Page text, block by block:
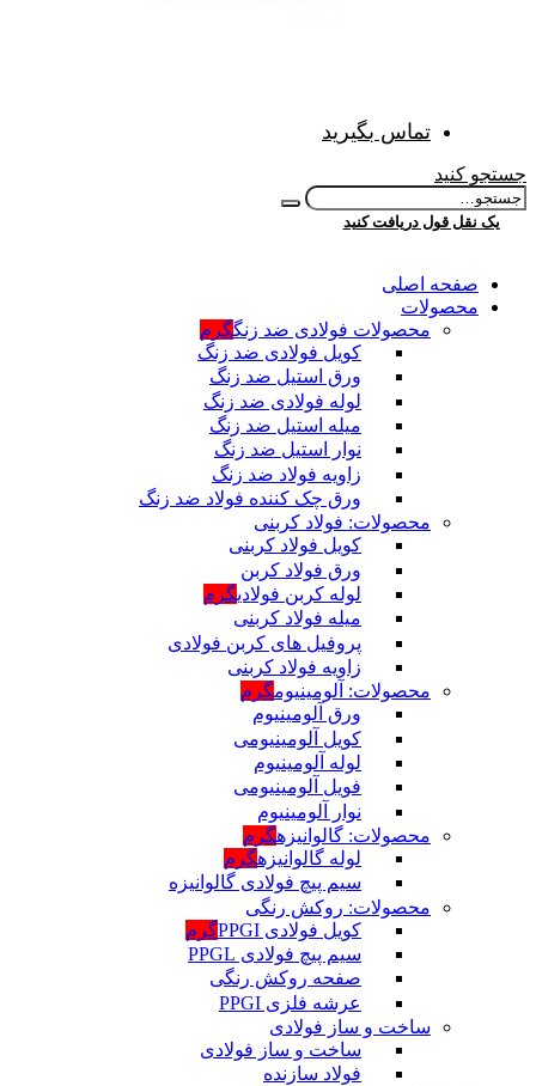
تماس بگیرید
جستجو کنید
یک نقل قول دریافت کنید
صفحه اصلی
محصولات
محصولات فولادی ضد زنگگرم
کویل فولادی ضد زنگ
ورق استیل ضد زنگ
لوله فولادی ضد زنگ
میله استیل ضد زنگ
نوار استیل ضد زنگ
زاویه فولاد ضد زنگ
ورق چک کننده فولاد ضد زنگ
محصولات: فولاد کربنی
کویل فولاد کربنی
ورق فولاد کربن
لوله کربن فولادیگرم
میله فولاد کربنی
پروفیل های کربن فولادی
زاویه فولاد کربنی
محصولات: آلومینیومگرم
ورق آلومینیوم
کویل آلومینیومی
لوله آلومینیوم
فویل آلومینیومی
نوار آلومینیوم
محصولات: گالوانیزهگرم
لوله گالوانیزهگرم
سیم پیچ فولادی گالوانیزه
محصولات: روکش رنگی
کویل فولادی PPGI
گرم
سیم پیچ فولادی PPGL
صفحه روکش رنگی
عرشه فلزی PPGI
ساخت و ساز فولادی
ساخت و ساز فولادی
فولاد سازنده